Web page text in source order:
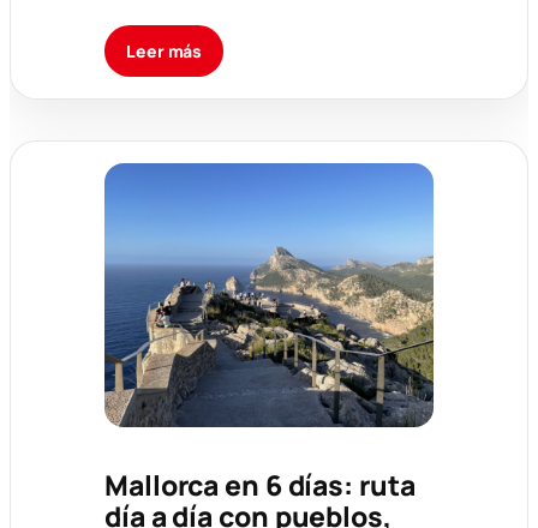
Leer más
Mallorca en 6 días: ruta
día a día con pueblos,